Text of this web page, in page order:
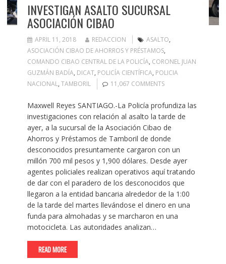
INVESTIGAN ASALTO SUCURSAL
ASOCIACIÓN CIBAO
APRIL 11, 2018 REDACCION ASALTO,
ASOCIACIÓN CIBAO DE AHORROS Y PRÉSTAMOS,
COMANDO CIBAO CENTRAL DE LA POLICÍA, CORONEL JUAN
GUZMÁN BADÍA, DICAT, POLICÍA CIENTÍFICA, POLICIA
NACIONAL, TAMBORIL 11,067 COMMENTS
Maxwell Reyes SANTIAGO.-La Policía profundiza las
investigaciones con relación al asalto la tarde de
ayer, a la sucursal de la Asociación Cibao de
Ahorros y Préstamos de Tamboril de donde
desconocidos presuntamente cargaron con un
millón 700 mil pesos y 1,900 dólares. Desde ayer
agentes policiales realizan operativos aquí tratando
de dar con el paradero de los desconocidos que
llegaron a la entidad bancaria alrededor de la 1:00
de la tarde del martes llevándose el dinero en una
funda para almohadas y se marcharon en una
motocicleta. Las autoridades analizan…
READ MORE